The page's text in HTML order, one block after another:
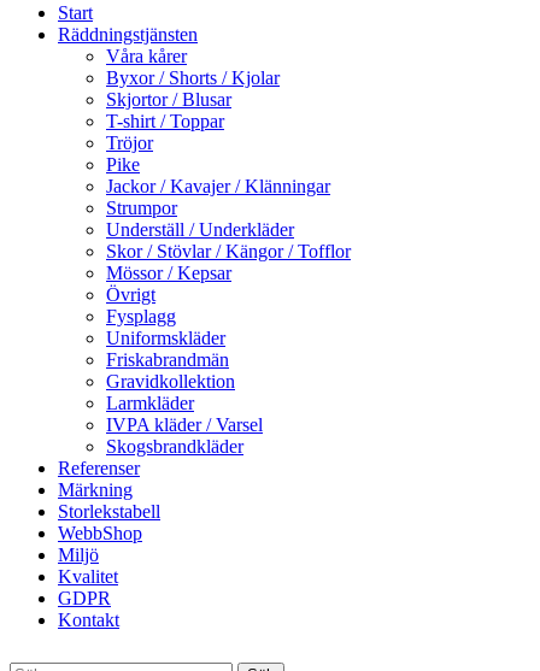
Start
Räddningstjänsten
Våra kårer
Byxor / Shorts / Kjolar
Skjortor / Blusar
T-shirt / Toppar
Tröjor
Pike
Jackor / Kavajer / Klänningar
Strumpor
Underställ / Underkläder
Skor / Stövlar / Kängor / Tofflor
Mössor / Kepsar
Övrigt
Fysplagg
Uniformskläder
Friskabrandmän
Gravidkollektion
Larmkläder
IVPA kläder / Varsel
Skogsbrandkläder
Referenser
Märkning
Storlekstabell
WebbShop
Miljö
Kvalitet
GDPR
Kontakt